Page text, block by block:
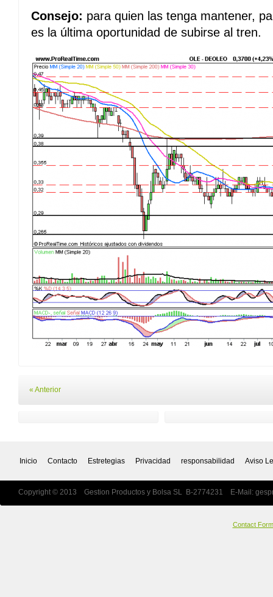
Consejo: para quien las tenga mantener,
es la última oportunidad de subirse al tren.
« Anterior
Inicio Contacto Estretegias Privacidad responsabilidad Aviso
Copyright © 2013 Gestion Productos y Bolsa SL B-2774231 E-Mail:
Contact Form